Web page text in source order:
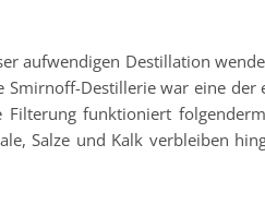
aufwendigen Destillation
Destillerie war eine der
funktioniert
Salze und Kalk verbleiben